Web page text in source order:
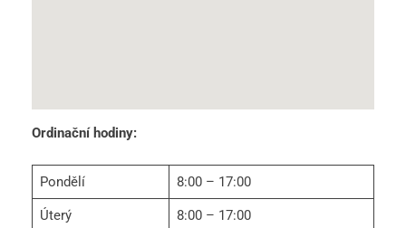
Ordinační hodiny:
Pondělí 8:00 – 17:00
Úterý 8:00 – 17:00